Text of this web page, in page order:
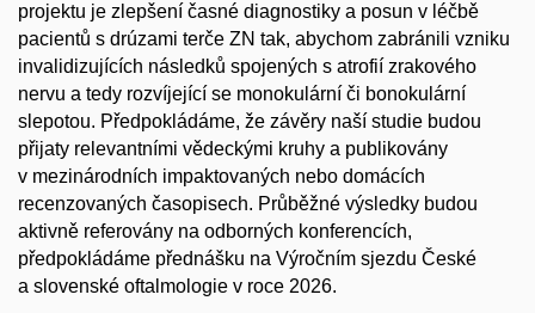
projektu je zlepšení časné diagnostiky a posun v léčbě
pacientů s drúzami terče ZN tak, abychom zabránili vzniku
invalidizujících následků spojených s atrofií zrakového
nervu a tedy rozvíjející se monokulární či bonokulární
slepotou. Předpokládáme, že závěry naší studie budou
přijaty relevantními vědeckými kruhy a publikovány
v mezinárodních impaktovaných nebo domácích
recenzovaných časopisech. Průběžné výsledky budou
aktivně referovány na odborných konferencích,
předpokládáme přednášku na Výročním sjezdu České
a slovenské oftalmologie v roce 2026.